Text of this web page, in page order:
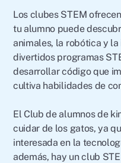
Los clubes STEM
tu alumno puede
animales, la robótica y
divertidos programas
desarrollar código que
cultiva habilidades de
El Club de alumnos de
cuidar de los gatos, ya
interesada en la
además, hay un club